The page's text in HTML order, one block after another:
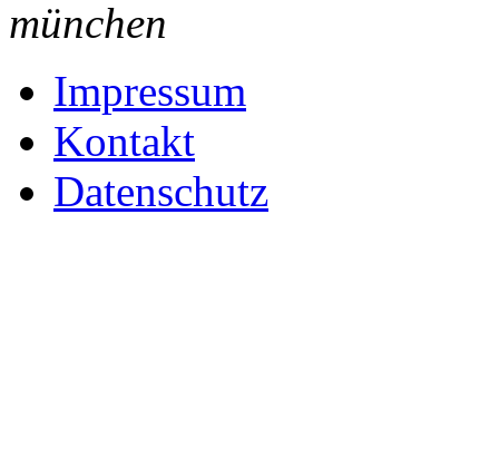
münchen
Impressum
Kontakt
Datenschutz